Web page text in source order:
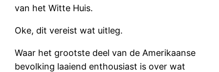
van het Witte Huis.
Oke, dit vereist wat uitleg.
Waar het grootste deel van de Amerikaanse
bevolking laaiend enthousiast is over wat